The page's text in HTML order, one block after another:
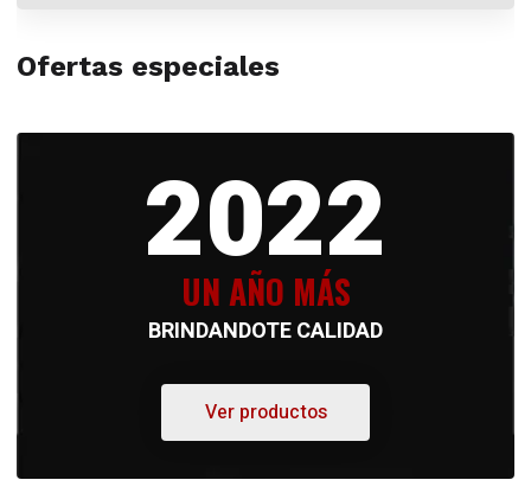
Ofertas especiales
2022
UN AÑO MÁS
BRINDANDOTE CALIDAD
Ver productos